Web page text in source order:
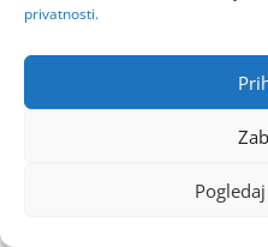
privatnosti.